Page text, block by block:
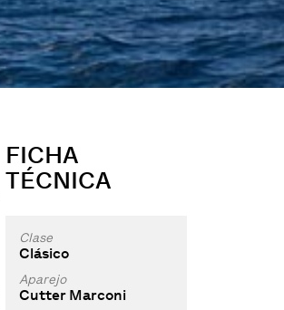
FICHA
TÉCNICA
Clase
Clásico
Aparejo
Cutter Marconi